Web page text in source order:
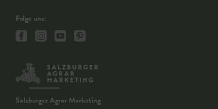
Folge uns:
Salzburger Agrar Marketing